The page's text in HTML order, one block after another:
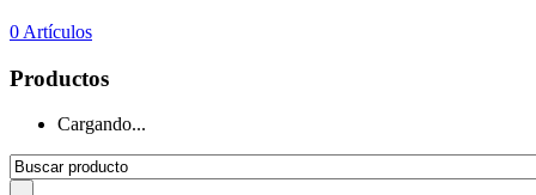
0 Artículos
Productos
Cargando...